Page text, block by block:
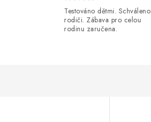
Testováno dětmi. Schváleno
rodiči. Zábava pro celou
rodinu zaručena.